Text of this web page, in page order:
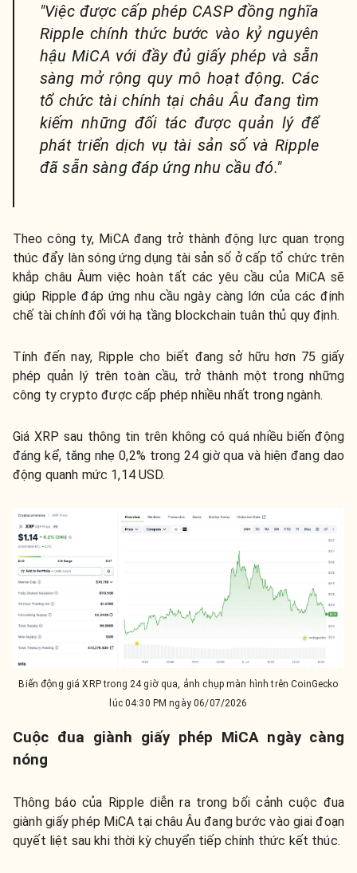
"Việc được cấp phép CASP đồng nghĩa
Ripple chính thức bước vào kỷ nguyên
hậu MiCA với đầy đủ giấy phép và sẵn
sàng mở rộng quy mô hoạt động. Các
tổ chức tài chính tại châu Âu đang tìm
kiếm những đối tác được quản lý để
phát triển dịch vụ tài sản số và Ripple
đã sẵn sàng đáp ứng nhu cầu đó."
Theo công ty, MiCA đang trở thành động lực quan trọng
thúc đẩy làn sóng ứng dụng tài sản số ở cấp tổ chức trên
khắp châu Âum việc hoàn tất các yêu cầu của MiCA sẽ
giúp Ripple đáp ứng nhu cầu ngày càng lớn của các định
chế tài chính đối với hạ tầng blockchain tuân thủ quy định.
Tính đến nay, Ripple cho biết đang sở hữu hơn 75 giấy
phép quản lý trên toàn cầu, trở thành một trong những
công ty crypto được cấp phép nhiều nhất trong ngành.
Giá XRP sau thông tin trên không có quá nhiều biến động
đáng kể, tăng nhẹ 0,2% trong 24 giờ qua và hiện đang dao
động quanh mức 1,14 USD.
Biến động giá XRP trong 24 giờ qua, ảnh chụp màn hình trên CoinGecko
lúc 04:30 PM ngày 06/07/2026
Cuộc đua giành giấy phép MiCA ngày càng
nóng
Thông báo của Ripple diễn ra trong bối cảnh cuộc đua
giành giấy phép MiCA tại châu Âu đang bước vào giai đoạn
quyết liệt sau khi thời kỳ chuyển tiếp chính thức kết thúc.